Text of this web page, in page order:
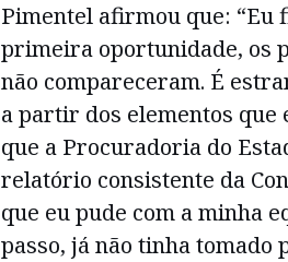
Pimentel afirmou que: “Eu
primeira oportunidade, os
não compareceram. É
a partir dos elementos que
que a Procuradoria do
relatório consistente da
que eu pude com a minha
passo, já não tinha tomado